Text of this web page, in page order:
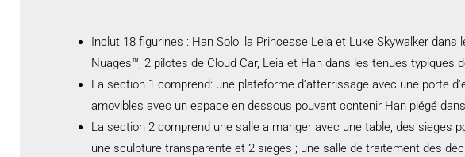
Inclut 18 figurines : Han Solo, la Princesse Leia et Luke Skywalker
Nuages™, 2 pilotes de Cloud Car, Leia et Han dans les tenues typiques
La section 1 comprend: une plateforme d’atterrissage avec une porte
amovibles avec un espace en dessous pouvant contenir Han piégé
La section 2 comprend une salle a manger avec une table, des
une sculpture transparente et 2 sieges ; une salle de traitement des